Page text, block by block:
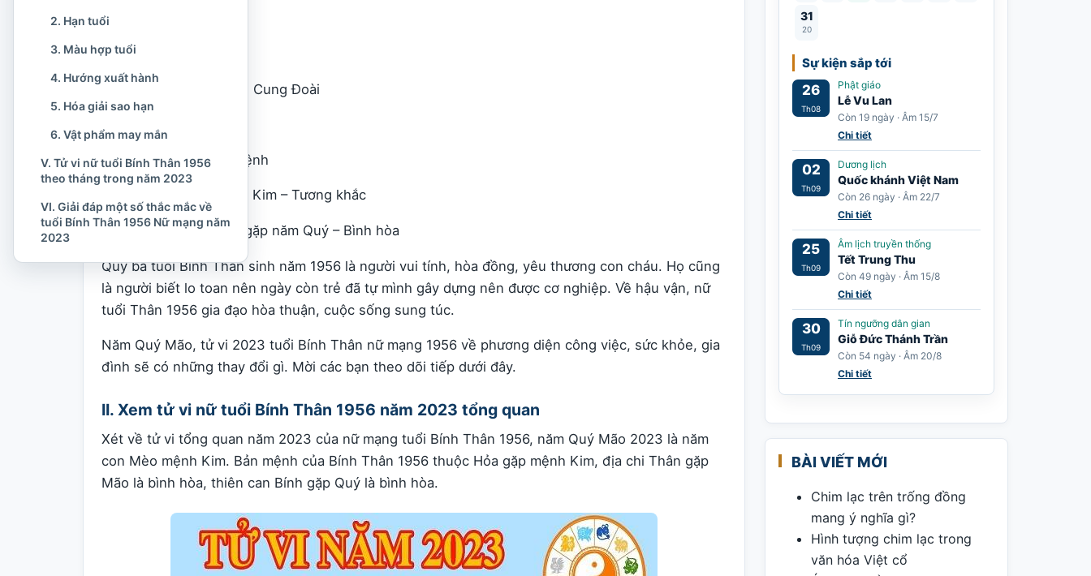
– Tương sinh: Mộc
– Tương khắc: Thủy
nữ mạng: Cung Đoài
– Sao: Thổ Tú chiếu mệnh
– Mạng: Hỏa gặp mệnh Kim – Tương khắc
– Thiên can tuổi: Bính gặp năm Quý – Bình hòa
Quý bà tuổi Bính Thân sinh năm 1956 là người vui tính, hòa đồng, yêu thương con cháu. Họ cũng
là người biết lo toan nên ngày còn trẻ đã tự mình gây dựng nên được cơ nghiệp. Về hậu vận, nữ
tuổi Thân 1956 gia đạo hòa thuận, cuộc sống sung túc.
Năm Quý Mão, tử vi 2023 tuổi Bính Thân nữ mạng 1956 về phương diện công việc, sức khỏe, gia
đình sẽ có những thay đổi gì. Mời các bạn theo dõi tiếp dưới đây.
II. Xem tử vi nữ tuổi Bính Thân 1956 năm 2023 tổng quan
Xét về tử vi tổng quan năm 2023 của nữ mạng tuổi Bính Thân 1956, năm Quý Mão 2023 là năm
con Mèo mệnh Kim. Bản mệnh của Bính Thân 1956 thuộc Hỏa gặp mệnh Kim, địa chi Thân gặp
Mão là bình hòa, thiên can Bính gặp Quý là bình hòa.
31
20
Sự kiện sắp tới
26
Th08
Phật giáo
Lễ Vu Lan
Còn 19 ngày · Âm 15/7
Chi tiết
02
Th09
Dương lịch
Quốc khánh Việt Nam
Còn 26 ngày · Âm 22/7
Chi tiết
25
Th09
Âm lịch truyền thống
Tết Trung Thu
Còn 49 ngày · Âm 15/8
Chi tiết
30
Th09
Tín ngưỡng dân gian
Giỗ Đức Thánh Trần
Còn 54 ngày · Âm 20/8
Chi tiết
BÀI VIẾT MỚI
Chim lạc trên trống đồng
mang ý nghĩa gì?
Hình tượng chim lạc trong
văn hóa Việt cổ
2. Hạn tuổi
3. Màu hợp tuổi
4. Hướng xuất hành
5. Hóa giải sao hạn
6. Vật phẩm may mắn
V. Tử vi nữ tuổi Bính Thân 1956
theo tháng trong năm 2023
VI. Giải đáp một số thắc mắc về
tuổi Bính Thân 1956 Nữ mạng năm
2023